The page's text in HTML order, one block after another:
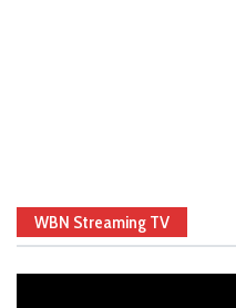
WBN Streaming TV